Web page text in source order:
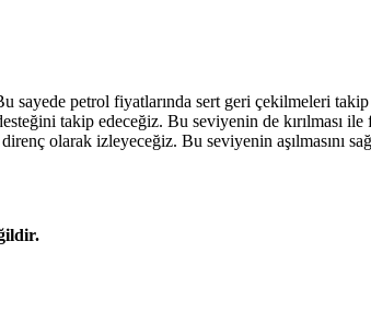
petrol fiyatlarında sert geri çekilmeleri
takip edeceğiz. Bu seviyenin de kırılması
olarak izleyeceğiz. Bu seviyenin aşılmasını